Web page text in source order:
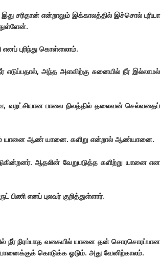
சரிதான் என்றாலும் இக்காலத்தில் இச்சொல் புரியா
புரிந்து கொள்ளலாம்.
எடுப்பதால், அந்த அளவிற்கு சுனையில் நீர் இல்லாமல்
வறட்சியான பாலை நிலத்தில் தலைவன் செல்வதைப்
யானை ஆண் யானை. களிறு என்றால் ஆண்யானை.
ஆதலின் வேறுபடுத்த களிற்று யானை என
எனப் புலவர் குறித்துள்ளார்.
நீர் நிரம்பாத வகையில் யானை தன் சொரசொரப்பான
கொடுக்க ஓடும். அது வேனிற்காலம்.